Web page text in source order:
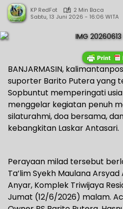
KP RedFot
2 Min Baca
Sabtu, 13 Juni 2026 - 16:06 WITA
BANJARMASIN,
suporter Barito Putera yang
Sopbuntut memperingati
menggelar kegiatan penuh
silaturahmi, doa bersama,
kebangkitan Laskar Antasari.
Perayaan milad tersebut
Ta’lim Syekh Maulana
Anyar, Komplek Triwijaya
Jumat (12/6/2026) malam.